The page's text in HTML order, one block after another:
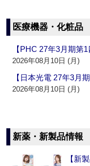
医療機器・化粧品
【PHC 27年3月期第
2026年08月10日 (月)
【日本光電 27年3月
2026年08月10日 (月)
新薬・新製品情報
【新